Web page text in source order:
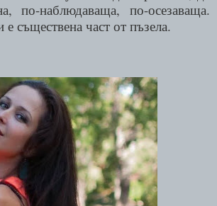
по-наблюдаваща, по-осезаваща.
съществена част от пъзела.